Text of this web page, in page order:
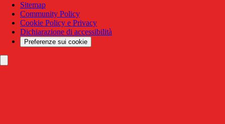
Sitemap
Community Policy
Cookie Policy e Privacy
Dichiarazione di accessibilità
Preferenze sui cookie